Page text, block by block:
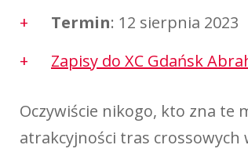
Termin: 12 sierpnia 2023
Zapisy do XC Gdańsk
Oczywiście nikogo, kto zna te
atrakcyjności tras